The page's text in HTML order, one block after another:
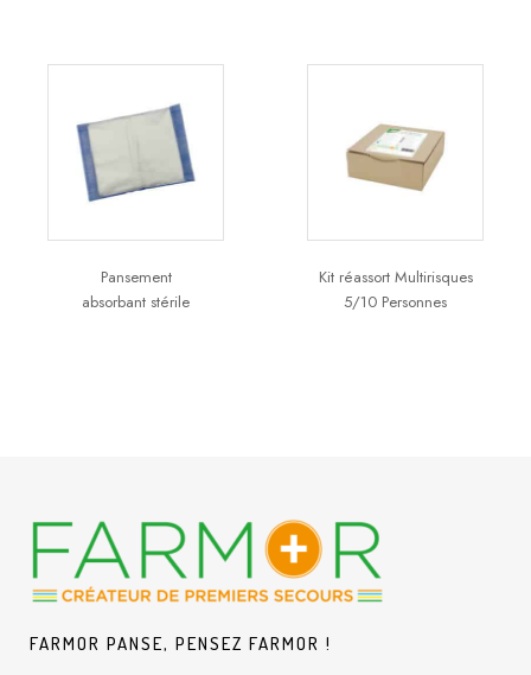
Pansement
absorbant stérile
Kit réassort Multirisques
5/10 Personnes
FARMOR PANSE, PENSEZ FARMOR !